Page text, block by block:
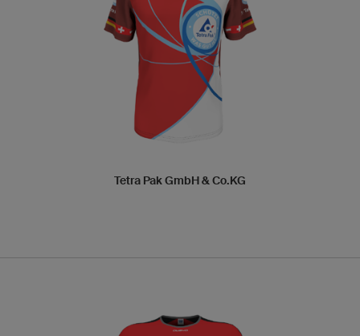
Tetra Pak GmbH & Co.KG